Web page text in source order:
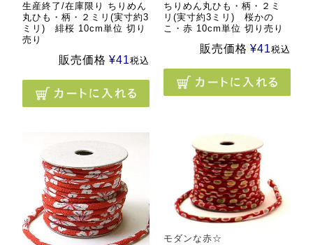
生産終了/在庫限り ちりめん
丸ひも・柄・２ミリ(実寸約3
ミリ) 緋桜 10cm単位 切り
売り
販売価格 ¥41税込
ちりめん丸ひも・柄・２ミ
リ(実寸約3ミリ) 桜かの
こ・赤 10cm単位 切り売り
販売価格 ¥41税込
モダンな赤☆